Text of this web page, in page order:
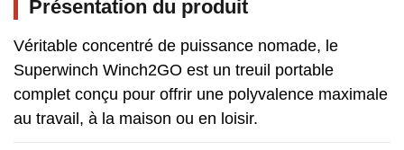
Présentation du produit
Véritable concentré de puissance nomade, le
Superwinch Winch2GO est un treuil portable
complet conçu pour offrir une polyvalence maximale
au travail, à la maison ou en loisir.